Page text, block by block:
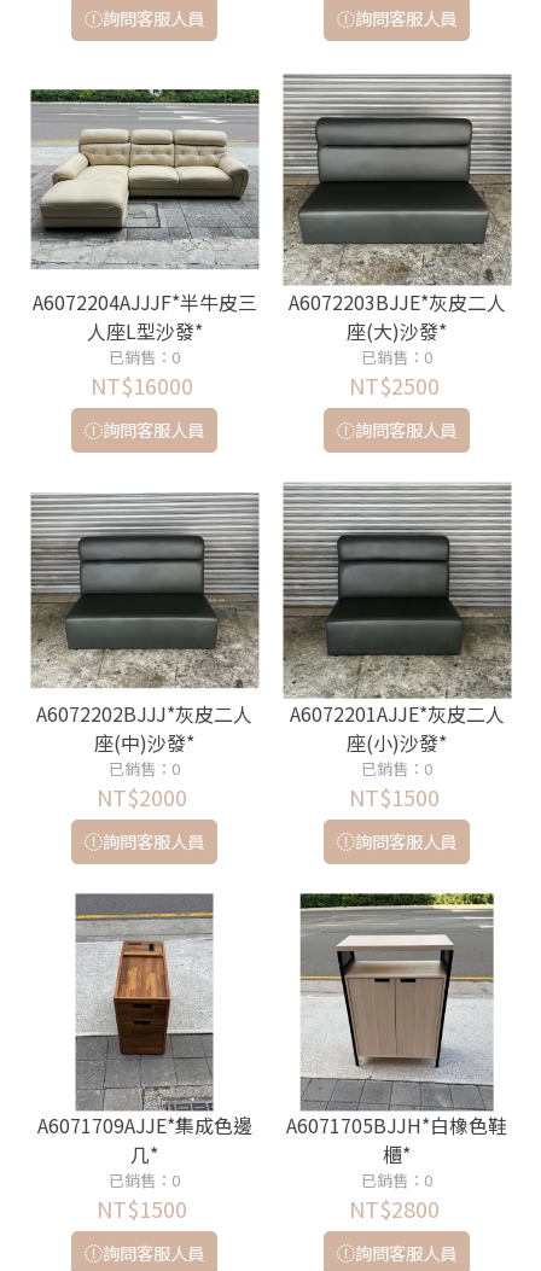
詢問客服人員 詢問客服人員
A6072204AJJJF*半牛皮三
人座L型沙發*
已銷售：0
NT$16000
詢問客服人員
A6072203BJJE*灰皮二人
座(大)沙發*
已銷售：0
NT$2500
詢問客服人員
A6072202BJJJ*灰皮二人
座(中)沙發*
已銷售：0
NT$2000
詢問客服人員
A6072201AJJE*灰皮二人
座(小)沙發*
已銷售：0
NT$1500
詢問客服人員
A6071709AJJE*集成色邊
几*
已銷售：0
NT$1500
詢問客服人員
A6071705BJJH*白橡色鞋
櫃*
已銷售：0
NT$2800
詢問客服人員